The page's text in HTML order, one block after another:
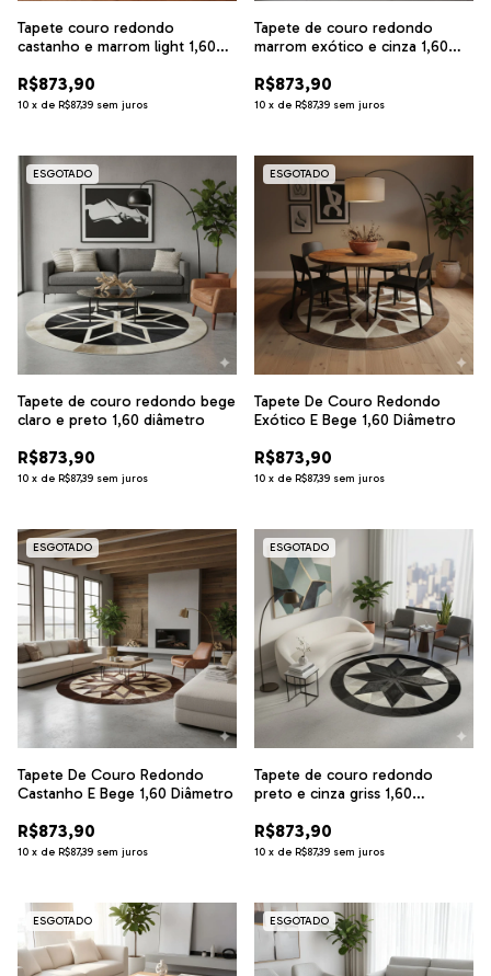
Tapete couro redondo
castanho e marrom light 1,60
R$873,90
10 x de R$87,39 sem juros
Tapete de couro redondo
marrom exótico e cinza 1,60
R$873,90
10 x de R$87,39 sem juros
ESGOTADO
Tapete de couro redondo bege
claro e preto 1,60 diâmetro
R$873,90
10 x de R$87,39 sem juros
ESGOTADO
Tapete De Couro Redondo
Exótico E Bege 1,60 Diâmetro
R$873,90
10 x de R$87,39 sem juros
ESGOTADO
Tapete De Couro Redondo
Castanho E Bege 1,60 Diâmetro
R$873,90
10 x de R$87,39 sem juros
ESGOTADO
Tapete de couro redondo
preto e cinza griss 1,60
R$873,90
10 x de R$87,39 sem juros
ESGOTADO ESGOTADO